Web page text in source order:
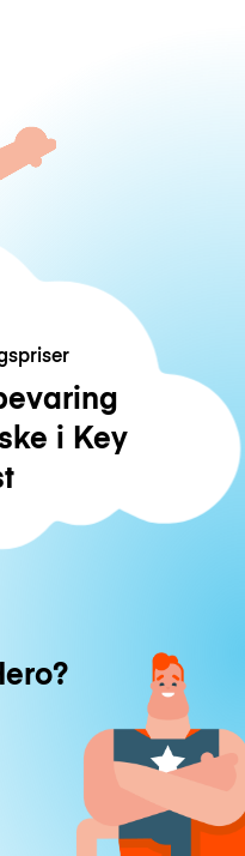
i Key